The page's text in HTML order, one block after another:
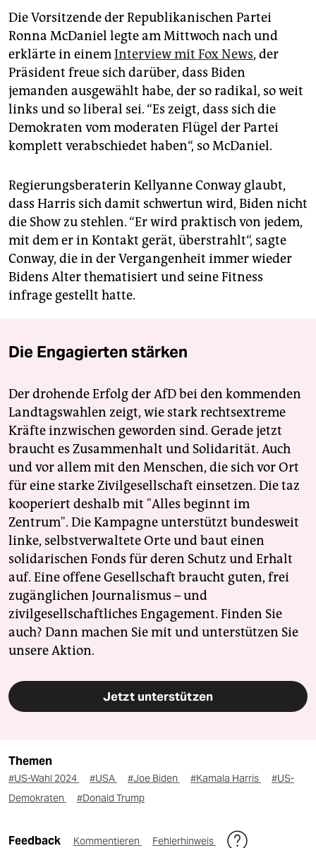
Die Vorsitzende der Republikanischen Partei
Ronna McDaniel legte am Mittwoch nach und
erklärte in einemInterview mit Fox News, der
Präsident freue sich darüber, dass Biden
jemanden ausgewählt habe, der so radikal, so weit
links und so liberal sei. “Es zeigt, dass sich die
Demokraten vom moderaten Flügel der Partei
komplett verabschiedet haben“, so McDaniel.
Regierungsberaterin Kellyanne Conway glaubt,
dass Harris sich damit schwertun wird, Biden nicht
die Show zu stehlen. “Er wird praktisch von jedem,
mit dem er in Kontakt gerät, überstrahlt“, sagte
Conway, die in der Vergangenheit immer wieder
Bidens Alter thematisiert und seine Fitness
infrage gestellt hatte.
Die Engagierten stärken
Der drohende Erfolg der AfD bei den kommenden
Landtagswahlen zeigt, wie stark rechtsextreme
Kräfte inzwischen geworden sind. Gerade jetzt
braucht es Zusammenhalt und Solidarität. Auch
und vor allem mit den Menschen, die sich vor Ort
für eine starke Zivilgesellschaft einsetzen. Die taz
kooperiert deshalb mit "Alles beginnt im
Zentrum". Die Kampagne unterstützt bundesweit
linke, selbstverwaltete Orte und baut einen
solidarischen Fonds für deren Schutz und Erhalt
auf. Eine offene Gesellschaft braucht guten, frei
zugänglichen Journalismus – und
zivilgesellschaftliches Engagement. Finden Sie
auch? Dann machen Sie mit und unterstützen Sie
unsere Aktion.
Jetzt unterstützen
Themen
#US-Wahl 2024 #USA #Joe Biden #Kamala Harris
#US-
Demokraten
#Donald Trump
Feedback Kommentieren Fehlerhinweis